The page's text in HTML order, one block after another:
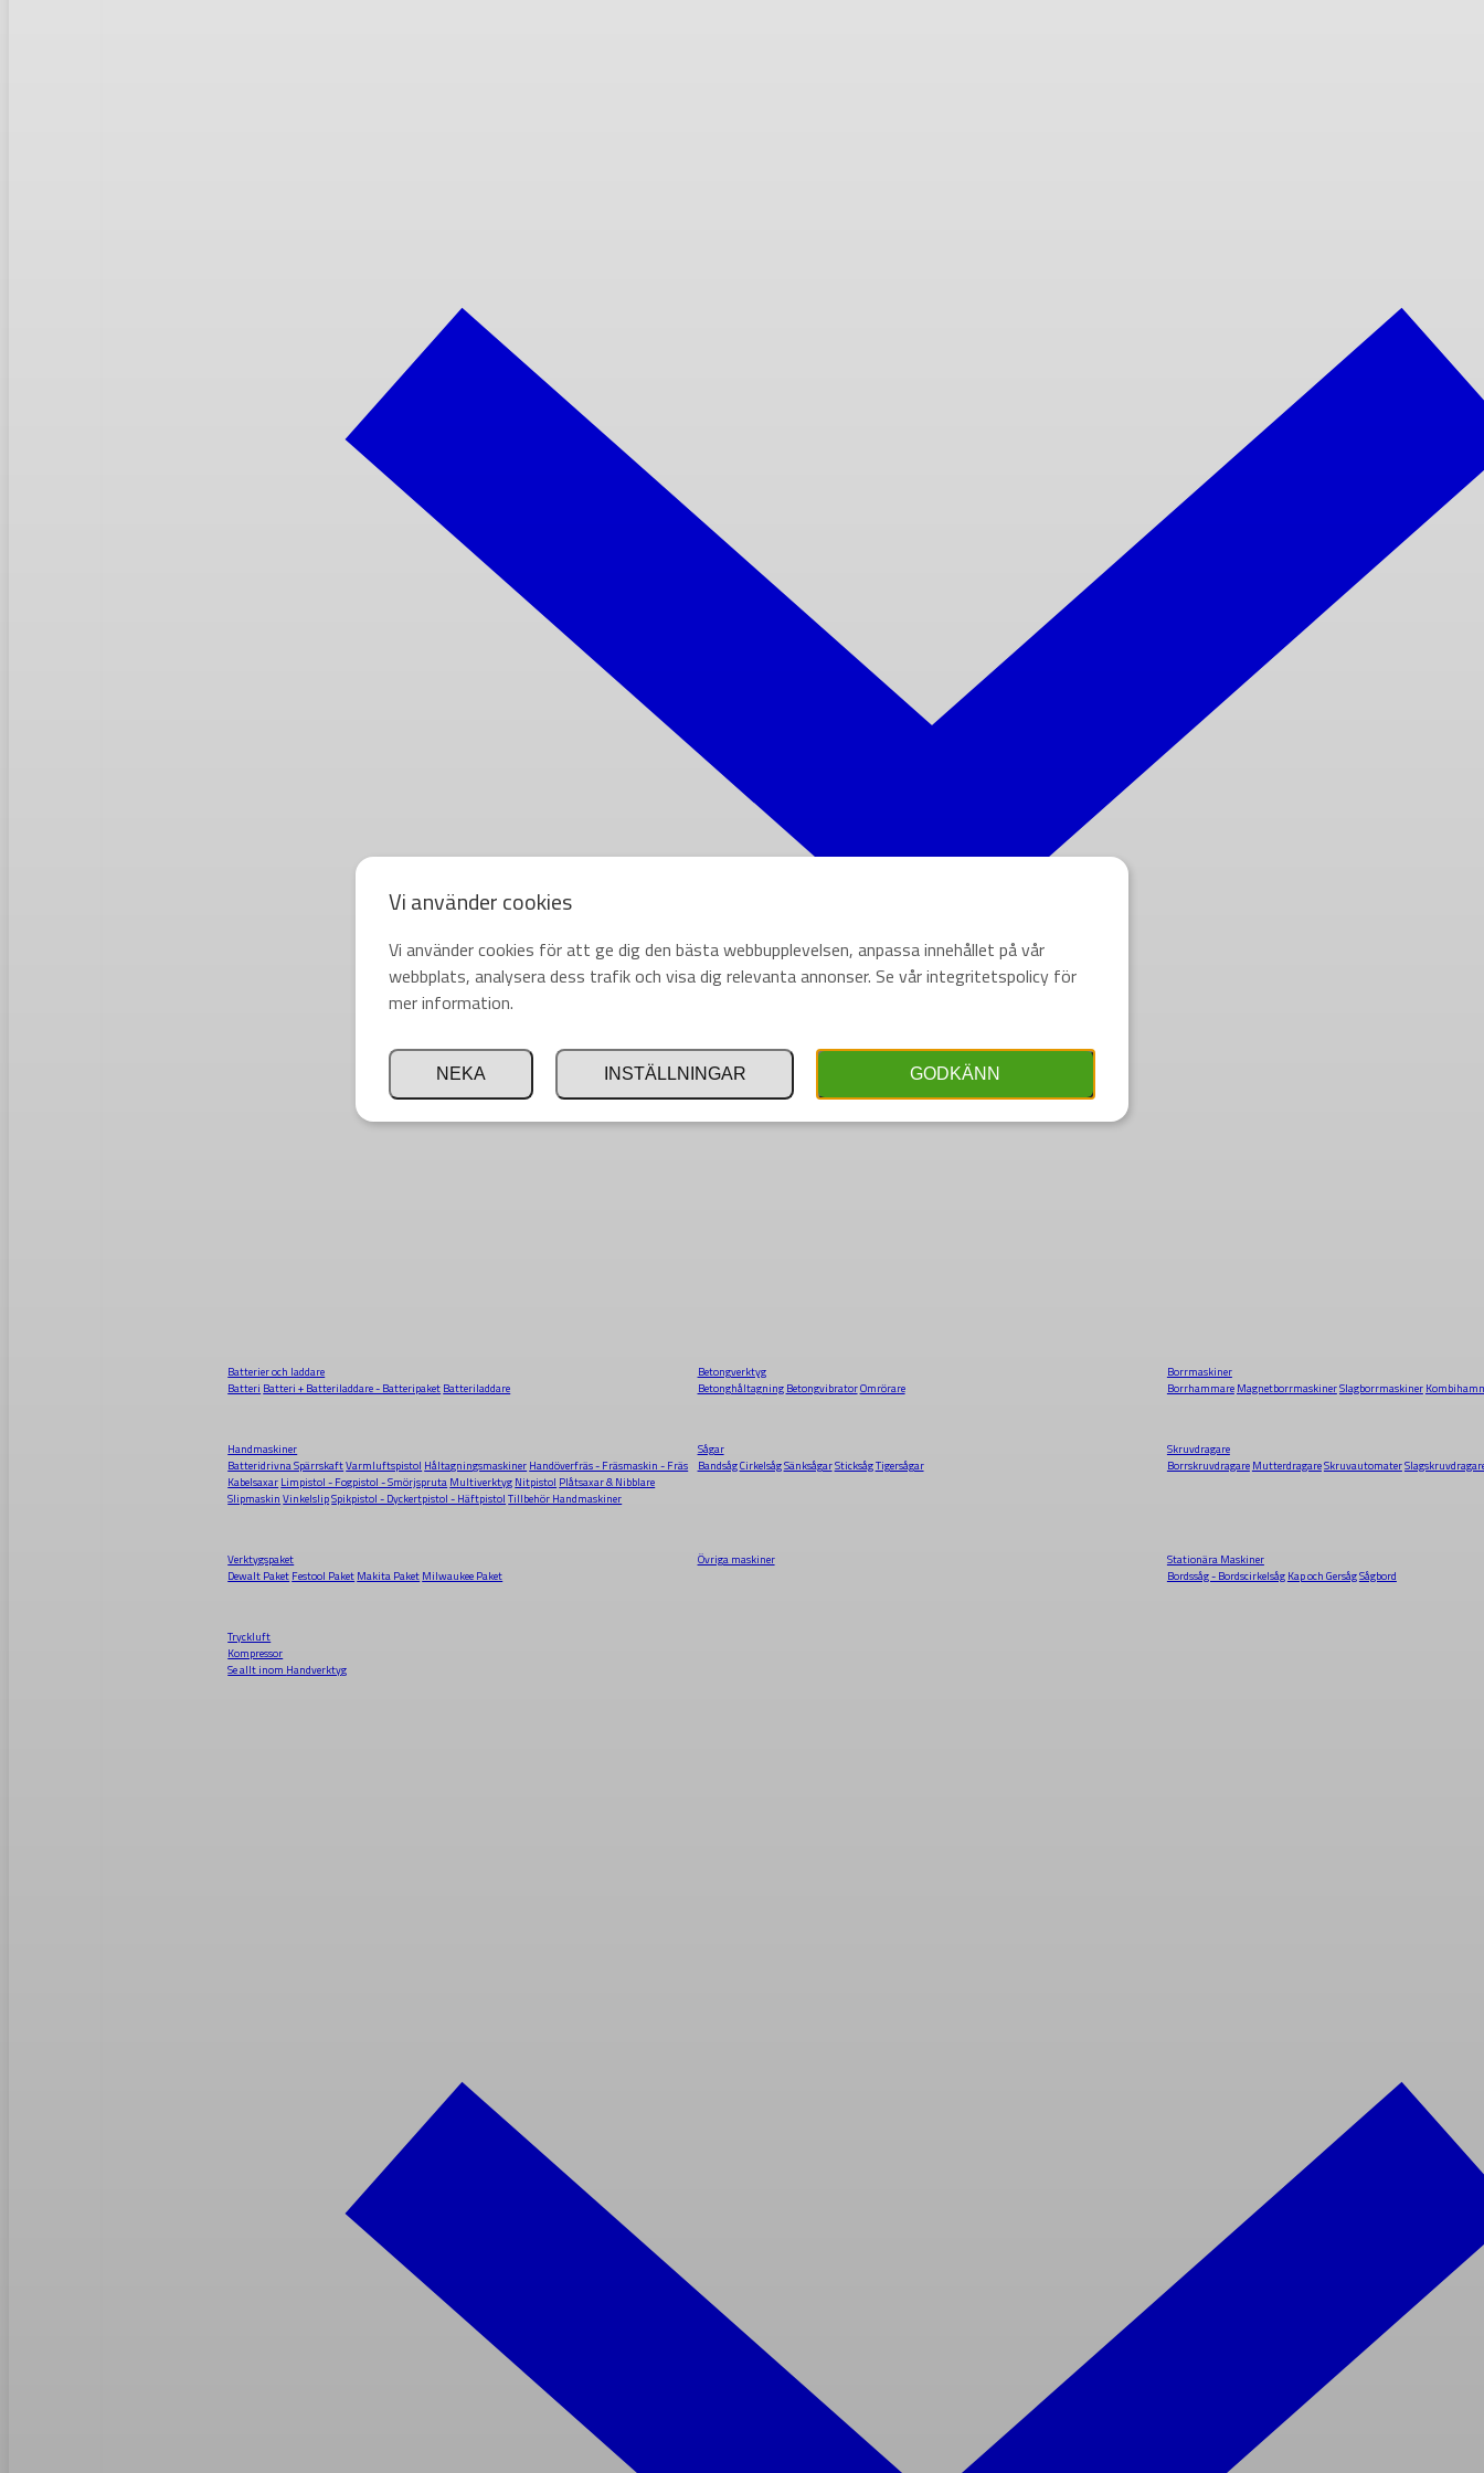
Batterier och laddare
Batteri Batteri + Batteriladdare - Batteripaket Batteriladdare
Betongverktyg
Betonghåltagning BetongvibratorOmrörare
Borrmaskiner
Borrhammare MagnetborrmaskinerSlagborrmaskiner
Handmaskiner
Batteridrivna SpärrskaftVarmluftspistol Håltagningsmaskiner Handöverfräs - Fräsmaskin - Fräs
Kabelsaxar Limpistol - Fogpistol - Smörjspruta Multiverktyg Nitpistol Plåtsaxar & Nibblare
Slipmaskin VinkelslipSpikpistol - Dyckertpistol - Häftpistol Tillbehör Handmaskiner
Sågar
BandsågCirkelsågSänksågarSticksågTigersågar
Skruvdragare
Borrskruvdragare MutterdragareSkruvautomater
Verktygspaket
Dewalt Paket Festool Paket Makita Paket Milwaukee Paket
Övriga maskiner
Stationära Maskiner
Bordssåg - Bordscirkelsåg Kap och GersågSågbord
Tryckluft
Kompressor
Se allt inom Handverktyg
Vi använder cookies
Vi använder cookies för att ge dig den bästa webbupplevelsen, anpassa innehållet på vår
webbplats, analysera dess trafik och visa dig relevanta annonser. Se vår integritetspolicy för
mer information.
GODKÄNN
INSTÄLLNINGAR
NEKA